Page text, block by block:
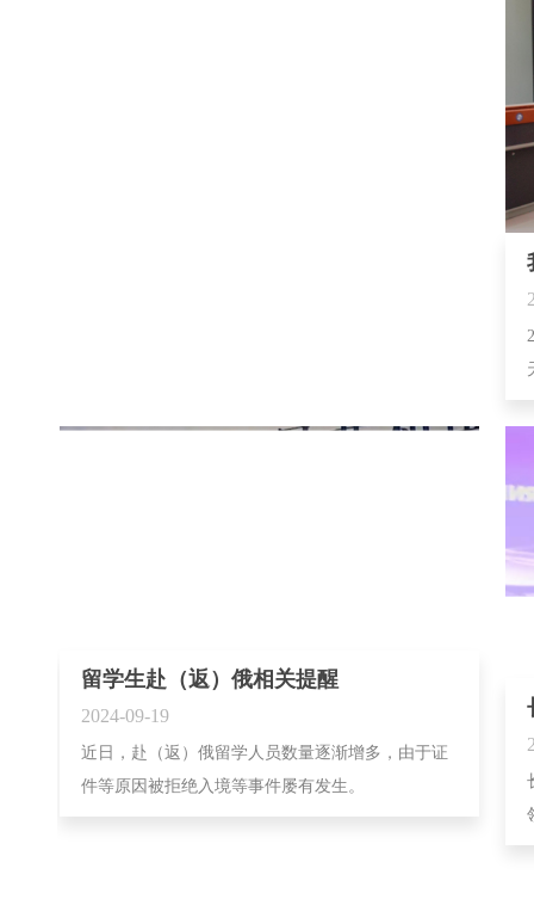
留学生赴（返）俄相关提醒
2024-09-19
近日，赴（返）俄留学人员数量逐渐增多，由于证
件等原因被拒绝入境等事件屡有发生。